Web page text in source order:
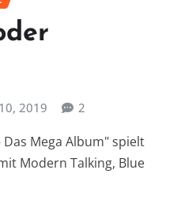
2019 2
Mega Album" spielt
Modern Talking, Blue